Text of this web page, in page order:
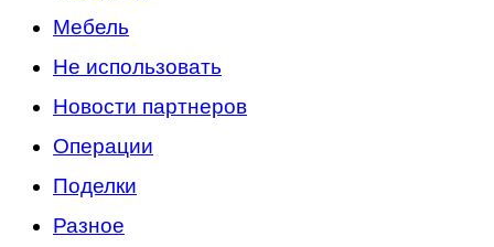
Мебель
Не использовать
Новости партнеров
Операции
Поделки
Разное